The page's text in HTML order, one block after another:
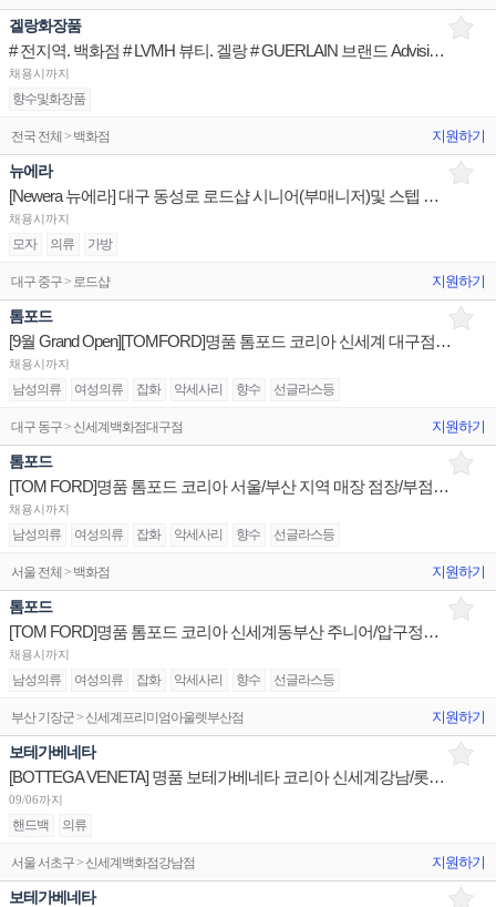
겔랑화장품
# 전지역. 백화점 # LVMH 뷰티. 겔랑 # GUERLAIN 브랜드 Advisior (정규직)
채용시까지
향수및화장품
전국 전체 > 백화점 지원하기
뉴에라
[Newera 뉴에라] 대구 동성로 로드샵 시니어(부매니저)및 스텝 구인
채용시까지
모자 의류 가방
대구 중구 > 로드샵 지원하기
톰포드
[9월 Grand Open][TOMFORD]명품 톰포드 코리아 신세계 대구점 점장 채용
채용시까지
남성의류 여성의류 잡화 악세사리 향수 선글라스등
대구 동구 > 신세계백화점대구점 지원하기
톰포드
[TOM FORD]명품 톰포드 코리아 서울/부산 지역 매장 점장/부점장 채용
채용시까지
남성의류 여성의류 잡화 악세사리 향수 선글라스등
서울 전체 > 백화점 지원하기
톰포드
[TOM FORD]명품 톰포드 코리아 신세계동부산 주니어/압구정갤러리아 시니어,주니어/신세계본점 부점장 채용
채용시까지
남성의류 여성의류 잡화 악세사리 향수 선글라스등
부산 기장군 > 신세계프리미엄아울렛부산점 지원하기
보테가베네타
[BOTTEGA VENETA] 명품 보테가베네타 코리아 신세계강남/롯데인천/신세계경기 판매사원 채용
09/06까지
핸드백 의류
서울 서초구 > 신세계백화점강남점 지원하기
보테가베네타